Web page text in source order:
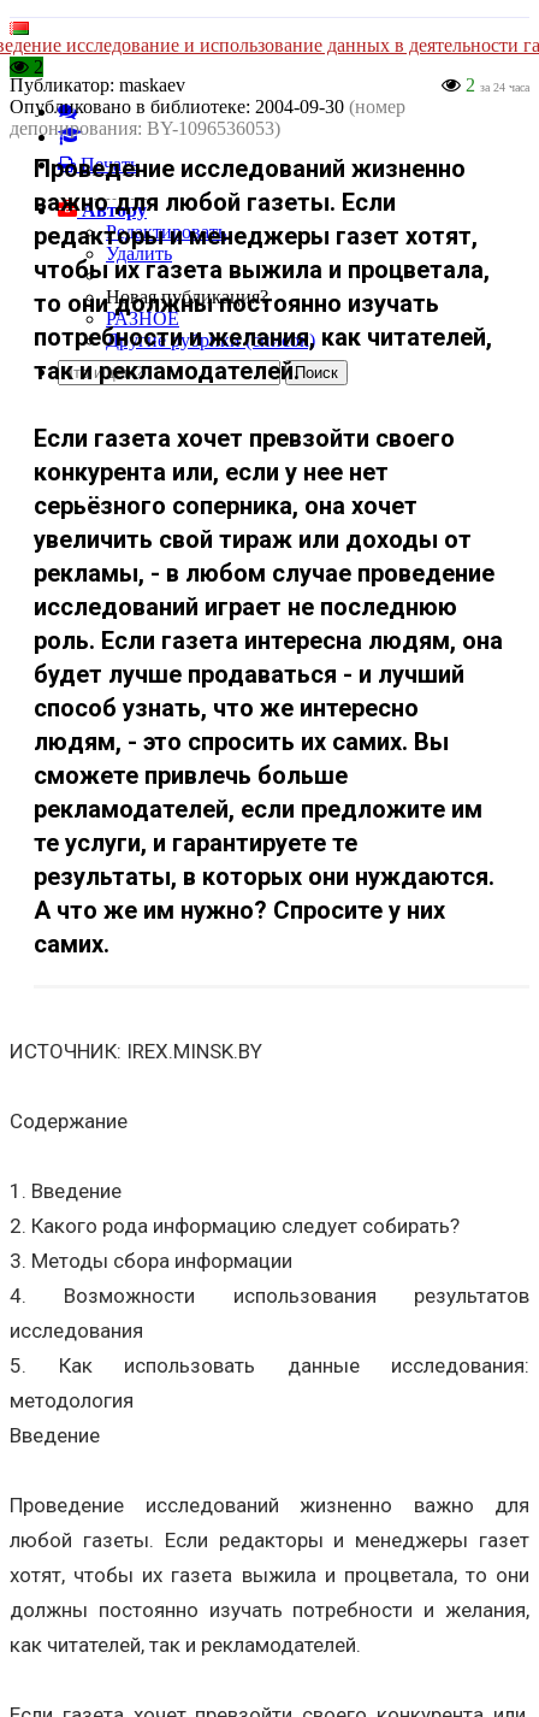
исследование и использование данных в деятельности
2
Печать
Автору
Редактировать
Удалить
Новая публикация?
РАЗНОЕ
Другие рубрики (список)
2 за 24 часа
Публикатор: maskaev
Опубликовано в библиотеке: 2004-09-30 (номер
депонирования: BY-1096536053)
Проведение исследований жизненно
важно для любой газеты. Если
редакторы и менеджеры газет хотят,
чтобы их газета выжила и процветала,
то они должны постоянно изучать
потребности и желания, как читателей,
так и рекламодателей.
Если газета хочет превзойти своего
конкурента или, если у нее нет
серьёзного соперника, она хочет
увеличить свой тираж или доходы от
рекламы, - в любом случае проведение
исследований играет не последнюю
роль. Если газета интересна людям, она
будет лучше продаваться - и лучший
способ узнать, что же интересно
людям, - это спросить их самих. Вы
сможете привлечь больше
рекламодателей, если предложите им
те услуги, и гарантируете те
результаты, в которых они нуждаются.
А что же им нужно? Спросите у них
самих.
ИСТОЧНИК: IREX.MINSK.BY
Содержание
1. Введение
2. Какого рода информацию следует собирать?
3. Методы сбора информации
4. Возможности использования результатов
исследования
5. Как использовать данные исследования:
методология
Введение
Проведение исследований жизненно важно для
любой газеты. Если редакторы и менеджеры газет
хотят, чтобы их газета выжила и процветала, то они
должны постоянно изучать потребности и желания,
как читателей, так и рекламодателей.